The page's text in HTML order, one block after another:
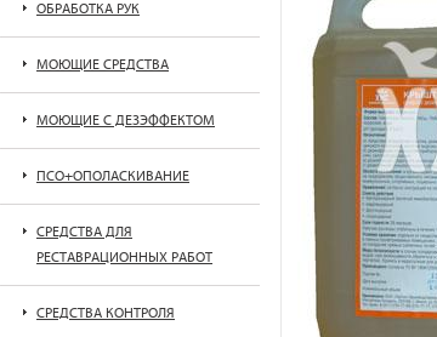
ОБРАБОТКА РУК
МОЮЩИЕ СРЕДСТВА
МОЮЩИЕ С ДЕЗЭФФЕКТОМ
ПСО+ОПОЛАСКИВАНИЕ
СРЕДСТВА ДЛЯ
РЕСТАВРАЦИОННЫХ РАБОТ
СРЕДСТВА КОНТРОЛЯ